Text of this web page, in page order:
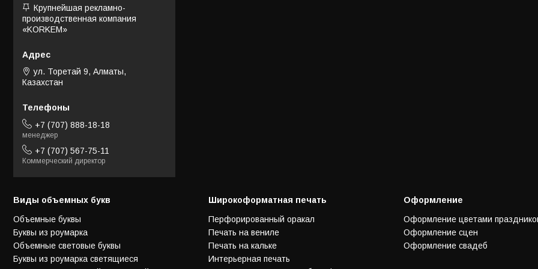
Крупнейшая рекламно-
производственная компания
«KORKEM»
ул. Торетай 9, Алматы,
Казахстан
+7 (707) 888-18-18
менеджер
+7 (707) 567-75-11
Коммерческий директор
Виды объемных букв
Объемные буквы
Буквы из роумарка
Объемные световые буквы
Буквы из роумарка светящиеся
Широкоформатная печать
Перфорированный оракал
Печать на вениле
Печать на кальке
Интерьерная печать
Оформление
Оформление цветами
Оформление сцен
Оформление свадеб